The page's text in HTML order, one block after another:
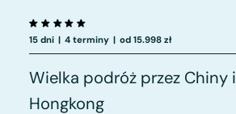
15 dni | 4 terminy | od 15.998 zł
Wielka podróż przez Chiny i
Hongkong